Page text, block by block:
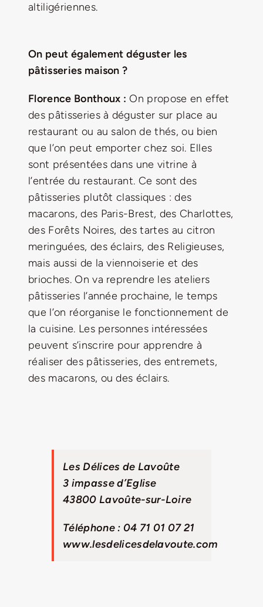
altiligériennes.
On peut également déguster les
pâtisseries maison ?
Florence Bonthoux : On propose en effet
des pâtisseries à déguster sur place au
restaurant ou au salon de thés, ou bien
que l’on peut emporter chez soi. Elles
sont présentées dans une vitrine à
l’entrée du restaurant. Ce sont des
pâtisseries plutôt classiques : des
macarons, des Paris-Brest, des Charlottes,
des Forêts Noires, des tartes au citron
meringuées, des éclairs, des Religieuses,
mais aussi de la viennoiserie et des
brioches. On va reprendre les ateliers
pâtisseries l’année prochaine, le temps
que l’on réorganise le fonctionnement de
la cuisine. Les personnes intéressées
peuvent s’inscrire pour apprendre à
réaliser des pâtisseries, des entremets,
des macarons, ou des éclairs.
Les Délices de Lavoûte
3 impasse d’Eglise
43800 Lavoûte-sur-Loire
Téléphone : 04 71 01 07 21
www.lesdelicesdelavoute.com